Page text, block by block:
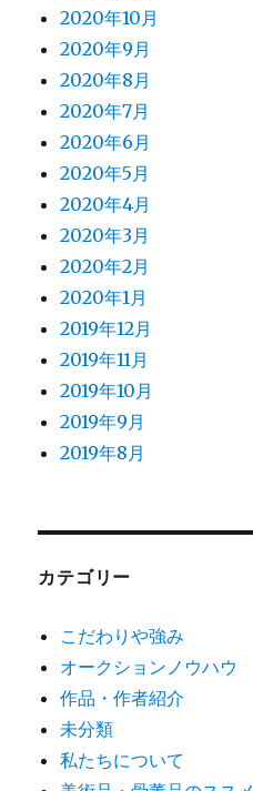
2020年10月
2020年9月
2020年8月
2020年7月
2020年6月
2020年5月
2020年4月
2020年3月
2020年2月
2020年1月
2019年12月
2019年11月
2019年10月
2019年9月
2019年8月
カテゴリー
こだわりや強み
オークションノウハウ
作品・作者紹介
未分類
私たちについて